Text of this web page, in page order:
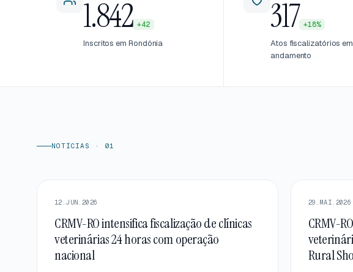
1.842 +42
Inscritos em Rondônia
317 +18%
Atos fiscalizatórios em
andamento
NOTÍCIAS · 01
12.JUN.2026
CRMV-RO intensifica fiscalização de clínicas
veterinárias 24 horas com operação
nacional
29.MAI.2026
CRMV-
Rural